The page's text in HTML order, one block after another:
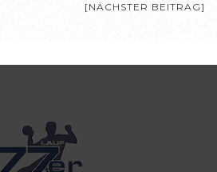
[NÄCHSTER BEITRAG]